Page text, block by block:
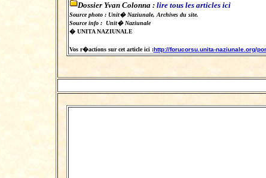
Dossier Yvan Colonna : lire tous les articles ici
Source photo : Unit� Naziunale, Archives du site.
Source info : Unit� Naziunale
� UNITA NAZIUNALE
Vos r�actions sur cet article ici :http://forucorsu.unita-naziunale.org/